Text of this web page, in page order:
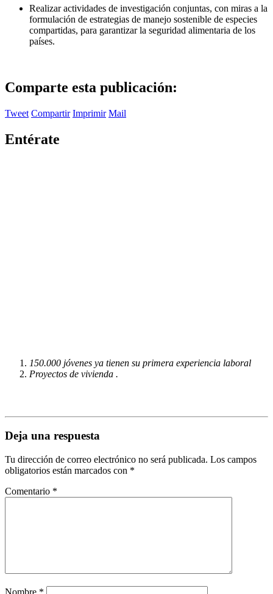
Realizar actividades de investigación conjuntas, con miras a la
formulación de estrategias de manejo sostenible de especies
compartidas, para garantizar la seguridad alimentaria de los
países.
Comparte esta publicación:
Tweet Compartir Imprimir Mail
Entérate
150.000 jóvenes ya tienen su primera experiencia laboral
Proyectos de vivienda .
Deja una respuesta
Tu dirección de correo electrónico no será publicada. Los campos
obligatorios están marcados con *
Comentario *
Nombre *